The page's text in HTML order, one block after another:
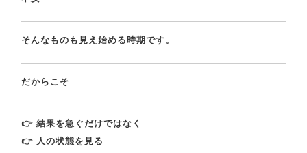
そんなものも見え始める時期です。
だからこそ
👉 結果を急ぐだけではなく
👉 人の状態を見る